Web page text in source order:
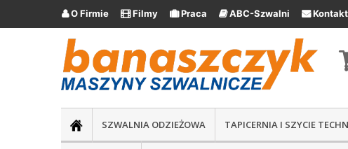
O Firmie Filmy Praca ABC-Szwalni Kontakt
SZWALNIA ODZIEŻOWA TAPICERNIA I SZYCIE